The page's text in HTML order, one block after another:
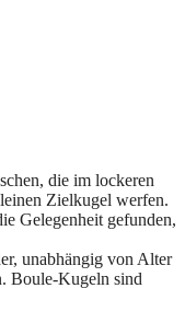
die im lockeren
Zielkugel werfen.
Gelegenheit gefunden,
unabhängig von Alter
Boule-Kugeln sind